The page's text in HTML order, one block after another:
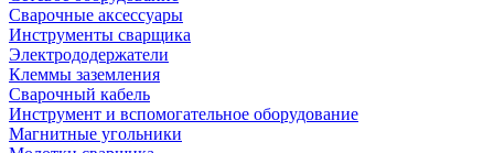
Сварочные аксессуары
Инструменты сварщика
Электрододержатели
Клеммы заземления
Сварочный кабель
Инструмент и вспомогательное оборудование
Магнитные угольники